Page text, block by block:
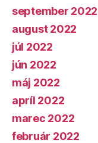
september 2022
august 2022
júl 2022
jún 2022
máj 2022
apríl 2022
marec 2022
február 2022